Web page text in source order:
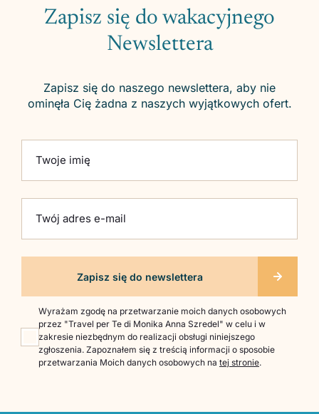
Zapisz się do wakacyjnego
Newslettera
Zapisz się do naszego newslettera, aby nie
ominęła Cię żadna z naszych wyjątkowych ofert.
Twoje imię
Twój adres e-mail
Wyrażam zgodę na przetwarzanie moich danych osobowych
przez "Travel per Te di Monika Anna Szredel" w celu i w
zakresie niezbędnym do realizacji obsługi niniejszego
zgłoszenia. Zapoznałem się z treścią informacji o sposobie
przetwarzania Moich danych osobowych na tej stronie.